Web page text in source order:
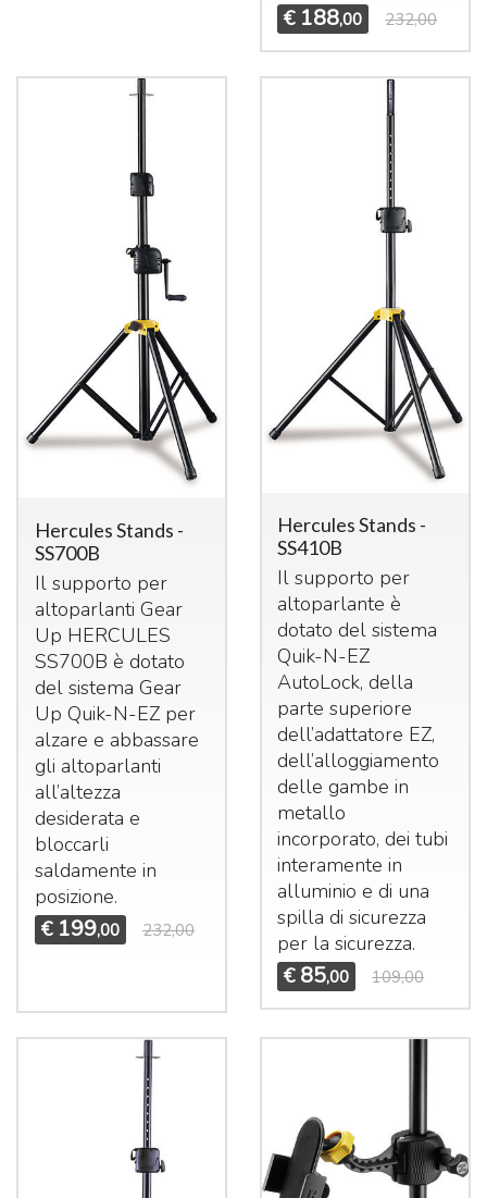
€ 188,00 232,00
Hercules Stands -
SS700B
Il supporto per
altoparlanti Gear
Up HERCULES
SS700B è dotato
del sistema Gear
Up Quik-N-EZ per
alzare e abbassare
gli altoparlanti
all’altezza
desiderata e
bloccarli
saldamente in
posizione.
€ 199,00 232,00
Hercules Stands -
SS410B
Il supporto per
altoparlante è
dotato del sistema
Quik-N-EZ
AutoLock, della
parte superiore
dell’adattatore EZ,
dell’alloggiamento
delle gambe in
metallo
incorporato, dei tubi
interamente in
alluminio e di una
spilla di sicurezza
per la sicurezza.
€ 85,00 109,00